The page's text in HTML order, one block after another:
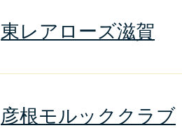
東レアローズ滋賀
彦根モルッククラブ